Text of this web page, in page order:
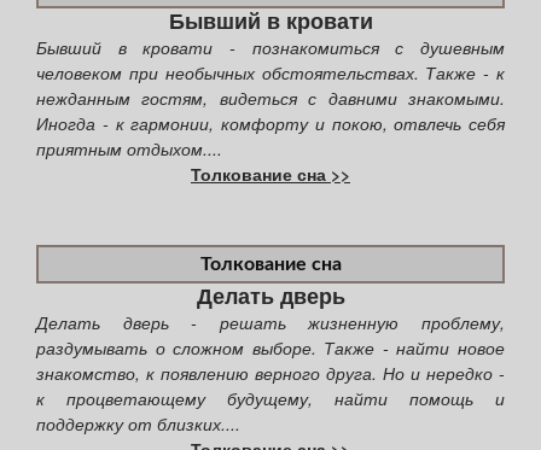
Бывший в кровати
Бывший в кровати - познакомиться с душевным
человеком при необычных обстоятельствах. Также - к
нежданным гостям, видеться с давними знакомыми.
Иногда - к гармонии, комфорту и покою, отвлечь себя
приятным отдыхом....
Толкование сна >>
Толкование сна
Делать дверь
Делать дверь - решать жизненную проблему,
раздумывать о сложном выборе. Также - найти новое
знакомство, к появлению верного друга. Но и нередко -
к процветающему будущему, найти помощь и
поддержку от близких....